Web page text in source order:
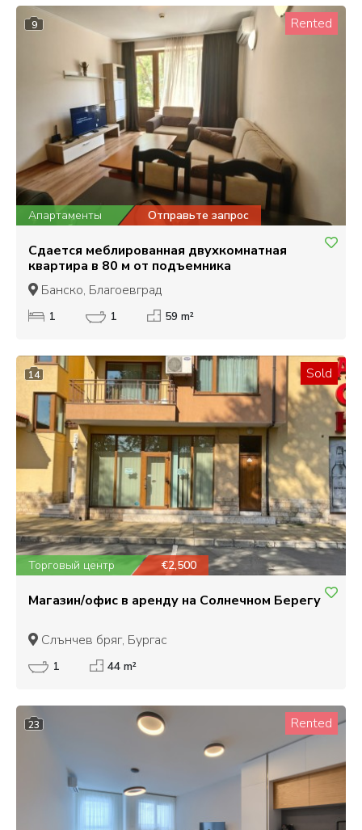
9 Rented
Апартаменты Отправьте запрос
Сдается меблированная двухкомнатная
квартира в 80 м от подъемника
Банско, Благоевград
1 1 59 m²
14 Sold
Торговый центр €2,500
Магазин/офис в аренду на Солнечном Берегу
Слънчев бряг, Бургас
1 44 m²
23 Rented